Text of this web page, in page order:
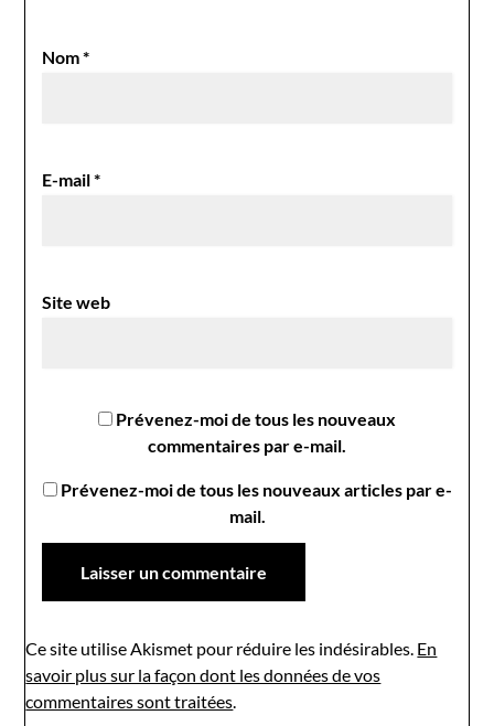
Nom*
E-mail*
Site web
Prévenez-moi de tous les nouveaux
commentaires par e-mail.
Prévenez-moi de tous les nouveaux articles par e-
mail.
Ce site utilise Akismet pour réduire les indésirables. En
savoir plus sur la façon dont les données de vos
commentaires sont traitées